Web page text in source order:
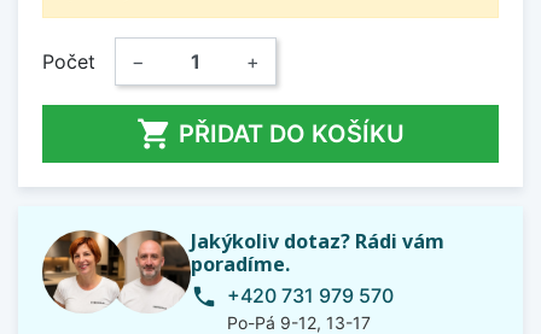
Počet − +
 PŘIDAT DO KOŠÍKU
Jakýkoliv dotaz? Rádi vám
poradíme.
phone +420 731 979 570
Po-Pá 9-12, 13-17